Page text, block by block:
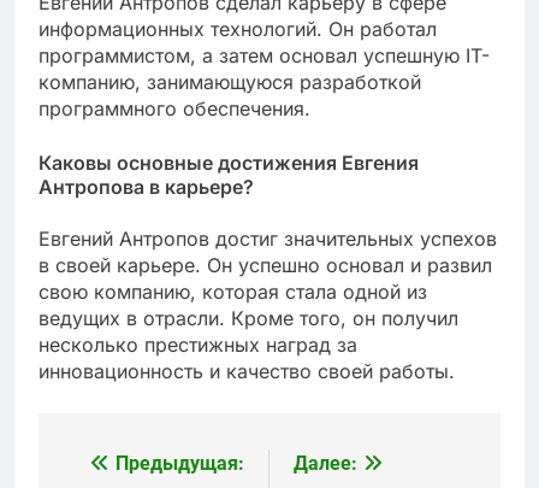
информационных технологий. Он работал
программистом, а затем основал успешную IT-
компанию, занимающуюся разработкой
программного обеспечения.
Каковы основные достижения Евгения
Антропова в карьере?
Евгений Антропов достиг значительных успехов
в своей карьере. Он успешно основал и развил
свою компанию, которая стала одной из
ведущих в отрасли. Кроме того, он получил
несколько престижных наград за
инновационность и качество своей работы.
Навигация
Предыдущая:
Далее: